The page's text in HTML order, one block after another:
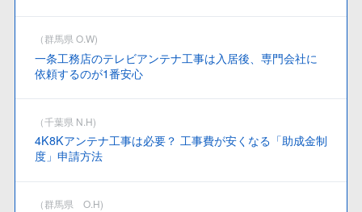
（群馬県 O.W)
一条工務店のテレビアンテナ工事は入居後、専門会社に
依頼するのが1番安心
（千葉県 N.H)
4K8Kアンテナ工事は必要？ 工事費が安くなる「助成金制
度」申請方法
（群馬県 O.H)